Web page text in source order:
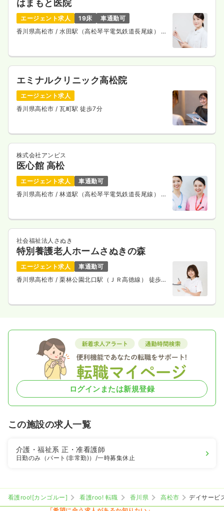
はまもと医院
エージェント求人 19床
車通勤可
香川県高松市 / 水田駅（高松琴平電気鉄道長尾線） 車
エミナルクリニック高松院
エージェント求人
香川県高松市 / 瓦町駅 徒歩7分
株式会社アンビス
医心館 高松
エージェント求人
車通勤可
香川県高松市 / 林道駅（高松琴平電気鉄道長尾線） 徒
社会福祉法人さぬき
特別養護老人ホームさぬきの森
エージェント求人
車通勤可
香川県高松市 / 栗林公園北口駅（ＪＲ高徳線） 徒歩3
ログインまたは新規登録
この施設の求人一覧
介護・福祉系正・准看護師
日勤のみ（パート(非常勤)） /一時募集休止
看護roo![カンゴルー] 看護roo! 転職 香川県 高松市
デイサービ